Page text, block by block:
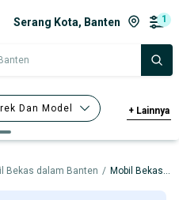
Serang Kota, Banten 1
Dan Model + Lainnya
Bekas dalam Banten / Mobil Bekas dalam Serang Kota